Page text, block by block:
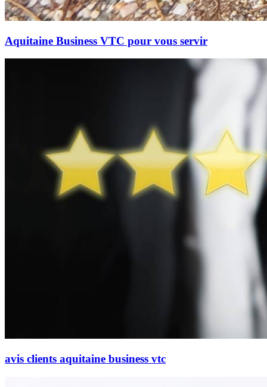
Aquitaine Business VTC pour vous servir
avis clients aquitaine business vtc